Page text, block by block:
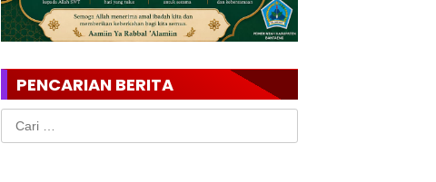
PENCARIAN BERITA
Cari
untuk: